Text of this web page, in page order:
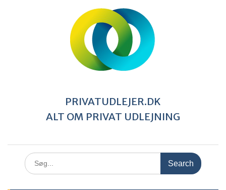
PRIVATUDLEJER.DK
ALT OM PRIVAT UDLEJNING
Search
for: